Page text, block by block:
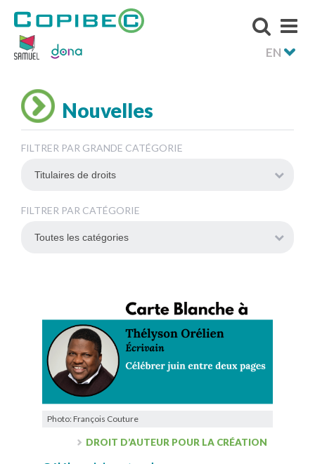
EN
Nouvelles
FILTRER PAR GRANDE CATÉGORIE
FILTRER PAR CATÉGORIE
Photo: François Couture
DROIT D’AUTEUR POUR LA CRÉATION